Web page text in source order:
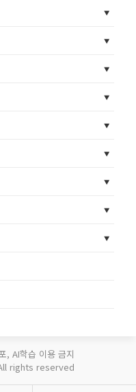
, AI학습 이용 금지
rights reserved